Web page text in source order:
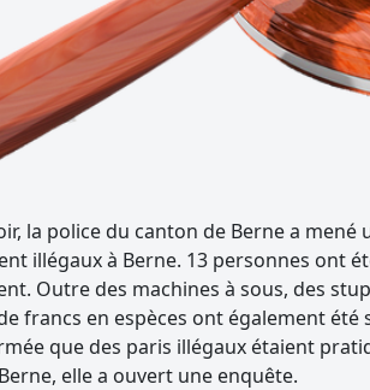
la police du canton de Berne a
illégaux à Berne. 13 personnes ont
Outre des machines à sous, des
francs en espèces ont également été
que des paris illégaux étaient
elle a ouvert une enquête.